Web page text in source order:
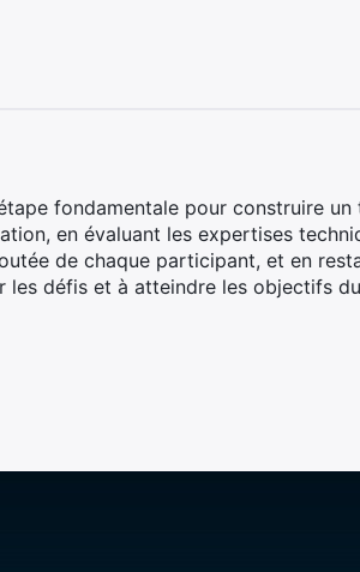
fondamentale pour construire un
en évaluant les expertises
de chaque participant, et en
les défis et à atteindre les objectifs du